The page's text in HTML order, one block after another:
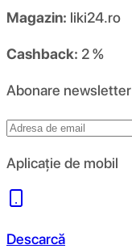
Magazin: liki24.ro
Cashback: 2 %
Abonare newsletter
Aplicație de mobil
Descarcă